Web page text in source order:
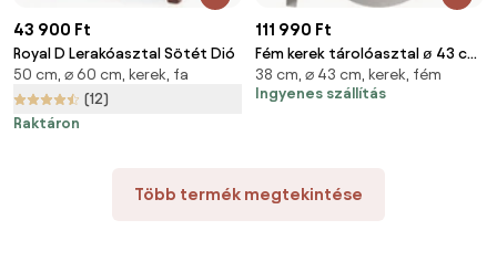
43 900 Ft
Royal D Lerakóasztal Sötét Dió
50 cm, ⌀ 60 cm, kerek, fa
(12)
Raktáron
111 990 Ft
Fém kerek tárolóasztal ø 43 cm
Cher – Bloomingville
38 cm, ⌀ 43 cm, kerek, fém
Ingyenes szállítás
Több termék megtekintése